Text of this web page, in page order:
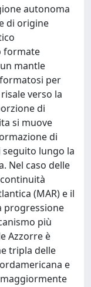
autonoma
di origine
formate
mantle
per
verso la
di
si muove
di
seguito lungo la
Nel caso delle
(MAR) e il
progressione
più
Azzorre è
tripla delle
e